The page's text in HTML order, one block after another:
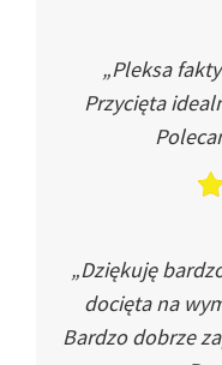
„Pleksa
Przycięta
„Dziękuję
docięta na
Bardzo dobrze